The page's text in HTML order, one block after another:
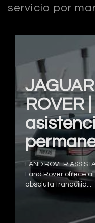
servicio por
ROVER
LAND ROVER
Land Rover ofrece
absoluta tranquilid...